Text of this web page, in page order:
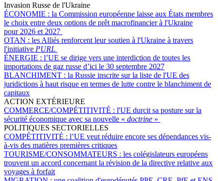
Invasion Russe de l'Ukraine
ÉCONOMIE : la Commission européenne laisse aux États membres
le choix entre deux options de prêt macrofinancier à l'Ukraine
pour 2026 et 2027
OTAN : les Alliés renforcent leur soutien à l'Ukraine à travers
l'initiative PURL
ÉNERGIE : l’UE se dirige vers une interdiction de toutes les
importations de gaz russe d’ici le 30 septembre 2027
BLANCHIMENT : la Russie inscrite sur la liste de l'UE des
juridictions à haut risque en termes de lutte contre le blanchiment de
capitaux
ACTION EXTÉRIEURE
COMMERCE/COMPÉTITIVITÉ : l'UE durcit sa posture sur la
sécurité économique avec sa nouvelle « doctrine »
POLITIQUES SECTORIELLES
COMPÉTITIVITÉ : l’UE veut réduire encore ses dépendances vis-
à-vis des matières premières critiques
TOURISME/CONSOMMATEURS : les colégislateurs européens
trouvent un accord concernant la révision de la directive relative aux
voyages à forfait